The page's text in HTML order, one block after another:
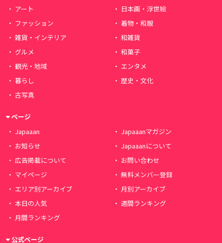
アート
日本画・浮世絵
ファッション
着物・和服
雑貨・インテリア
和雑貨
グルメ
和菓子
観光・地域
エンタメ
暮らし
歴史・文化
古写真
ページ
Japaaan
Japaaanマガジン
お知らせ
Japaaanについて
広告掲載について
お問い合わせ
マイページ
無料メンバー登録
エリア別アーカイブ
月別アーカイブ
本日の人気
週間ランキング
月間ランキング
公式ページ